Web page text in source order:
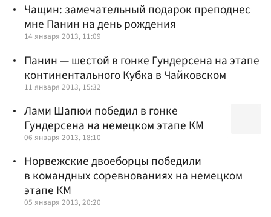
Чащин: замечательный подарок преподнес
мне Панин на день рождения
14 января 2013, 11:09
Панин — шестой в гонке Гундерсена на этапе
континентального Кубка в Чайковском
11 января 2013, 15:32
Лами Шапюи победил в гонке
Гундерсена на немецком этапе КМ
06 января 2013, 18:10
Норвежские двоеборцы победили
в командных соревнованиях на немецком
этапе КМ
05 января 2013, 20:20